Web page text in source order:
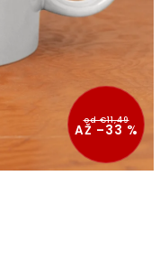
od €11,49
AŽ –33 %